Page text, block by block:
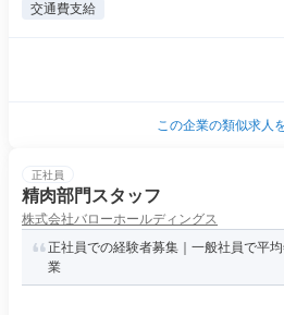
交通費支給
この企業の類似求人
正社員
精肉部門スタッフ
株式会社バローホールディングス
正社員での経験者募集｜一般社員で平
業